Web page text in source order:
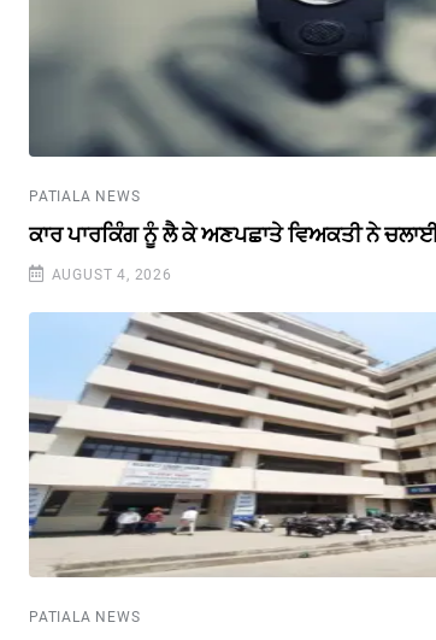
PATIALA NEWS
ਕਾਰ ਪਾਰਕਿੰਗ ਨੂੰ ਲੈ ਕੇ ਅਣਪਛਾਤੇ ਵਿਅਕਤੀ ਨੇ
AUGUST 4, 2026
PATIALA NEWS